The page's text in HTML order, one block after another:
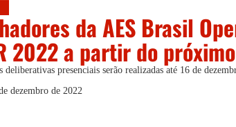
da AES Brasil
2022 a partir do
deliberativas presenciais serão realizadas até 16 de
dezembro de 2022